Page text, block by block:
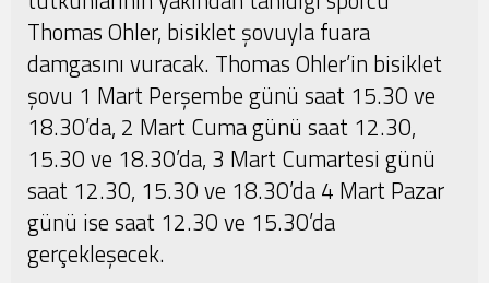
Thomas Ohler, bisiklet şovuyla fuara
damgasını vuracak. Thomas Ohler’in bisiklet
şovu 1 Mart Perşembe günü saat 15.30 ve
18.30’da, 2 Mart Cuma günü saat 12.30,
15.30 ve 18.30’da, 3 Mart Cumartesi günü
saat 12.30, 15.30 ve 18.30’da 4 Mart Pazar
günü ise saat 12.30 ve 15.30’da
gerçekleşecek.